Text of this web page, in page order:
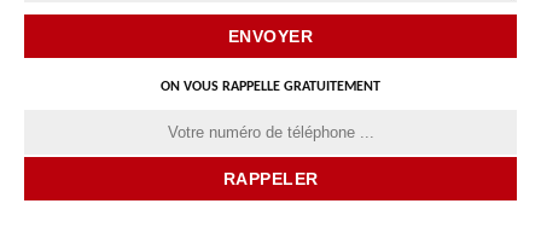
ON VOUS RAPPELLE GRATUITEMENT